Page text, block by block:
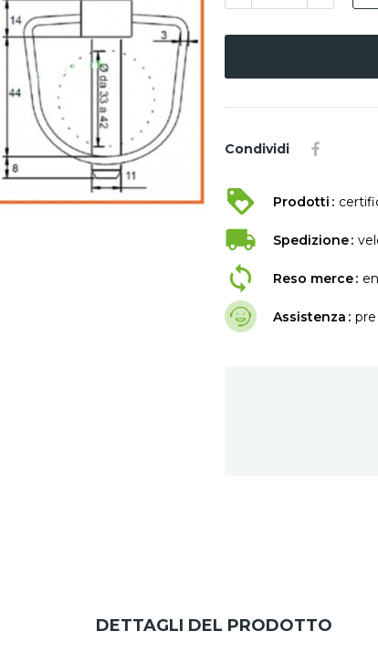
Condividi
Prodotti
Spedizione
Reso merce
Assistenza
DETTAGLI DEL PRODOTTO